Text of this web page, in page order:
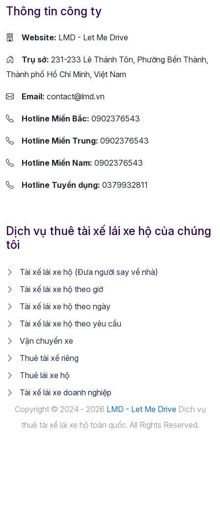
Thông tin công ty
Website: LMD - Let Me Drive
Trụ sở: 231-233 Lê Thánh Tôn, Phường Bến Thành,
Thành phố Hồ Chí Minh, Việt Nam
Email: contact@lmd.vn
Hotline Miền Bắc: 0902376543
Hotline Miền Trung: 0902376543
Hotline Miền Nam: 0902376543
Hotline Tuyển dụng: 0379932811
Dịch vụ thuê tài xế lái xe hộ của chúng
tôi
Tài xế lái xe hộ (Đưa người say về nhà)
Tài xế lái xe hộ theo giờ
Tài xế lái xe hộ theo ngày
Tài xế lái xe hộ theo yêu cầu
Vận chuyển xe
Thuê tài xế riêng
Thuê lái xe hộ
Tài xế lái xe doanh nghiệp
Copyright © 2024 - 2026 LMD - Let Me Drive Dịch vụ
thuê tài xế lái xe hộ toàn quốc. All Rights Reserved.